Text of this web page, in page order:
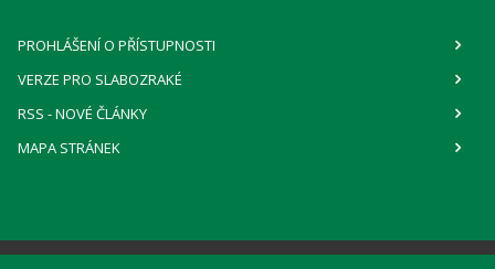
PROHLÁŠENÍ O PŘÍSTUPNOSTI
VERZE PRO SLABOZRAKÉ
RSS - NOVÉ ČLÁNKY
MAPA STRÁNEK